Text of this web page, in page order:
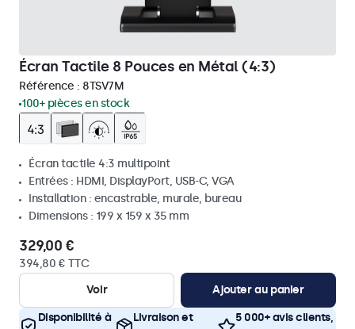
Écran Tactile 8 Pouces en Métal (4:3)
Référence : 8TSV7M
100+ pièces en stock
Écran tactile 4:3 multipoint
Entrées : HDMI, DisplayPort, USB-C, VGA
Installation : encastrable, murale, bureau
Dimensions : 199 x 159 x 35 mm
329,00 €
394,80 € TTC
Voir
Ajouter au panier
Disponibilité à
Livraison et
5 000+ avis clients,